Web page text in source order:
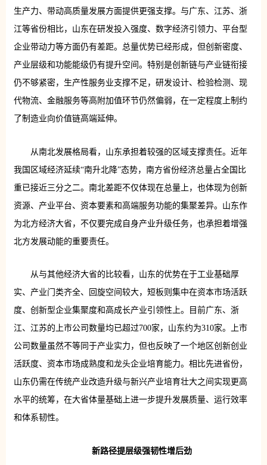
生产力、带动高质量发展方面提供更强支撑。与广东、江苏、浙
江等省份相比，山东在研发投入强度、数字经济引领力、平台型
企业带动力等方面仍有差距。总量优势已经形成，但创新密度、
产业层级和功能能级仍有提升空间。特别是创新链与产业链衔接
仍不够紧密，生产性服务业支撑不足，研发设计、检验检测、现
代物流、金融服务等高附加值环节仍然偏弱，在一定程度上制约
了制造业向价值链高端延伸。
从南北发展格局看，山东承担着较强的区域支撑责任。近年
我国区域经济延续“南升北降”态势，南方省份经济总量占全国比
重已接近三分之二。南北差距不仅体现在总量上，也体现为创新
资源、产业平台、资本要素和高端服务功能的集聚差异。山东作
为北方经济大省，不仅要完成自身产业升级任务，也承担着增强
北方发展动能的重要责任。
从与其他经济大省的比较看，山东的优势在于工业基础厚
实、产业门类齐全、回旋空间较大，短板则集中在资本市场活跃
度、创新型企业集聚度和高成长产业引领性上。目前广东、浙
江、江苏的上市公司数量均已超过700家，山东约为310家。上市
公司数量虽然不等同于产业实力，但也反映了一个地区创新创业
活跃度、资本市场成熟度和龙头企业培育能力。相比先进省份，
山东仍需在传统产业改造升级与新兴产业培育壮大之间实现更高
水平的统筹，在大省体量基础上进一步提升发展质量、运行效率
和体系韧性。
新路径提层级强韧性增后劲